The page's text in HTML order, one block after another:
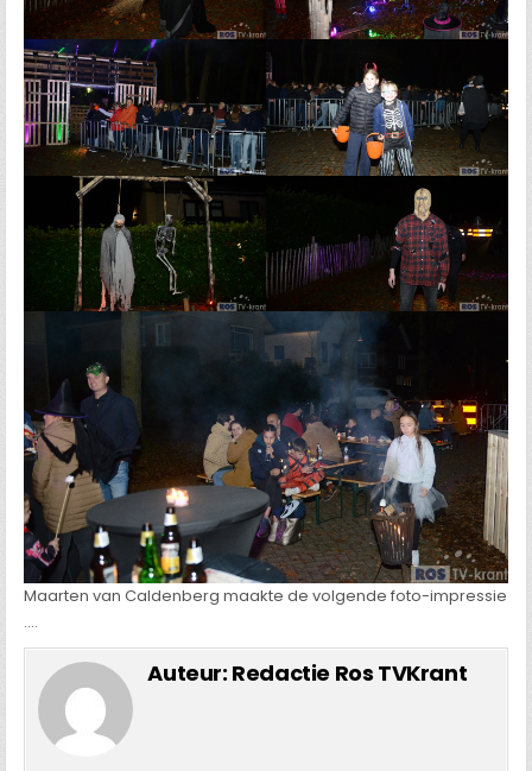
Maarten van Caldenberg maakte de volgende foto-impressie
….
Auteur: Redactie Ros TVKrant